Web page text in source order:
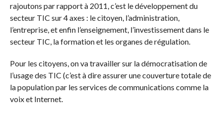
rajoutons par rapport à 2011, c’est le développement du
secteur TIC sur 4 axes : le citoyen, l’administration,
l’entreprise, et enfin l’enseignement, l’investissement dans le
secteur TIC, la formation et les organes de régulation.
Pour les citoyens, on va travailler sur la démocratisation de
l’usage des TIC (c’est à dire assurer une couverture totale de
la population par les services de communications comme la
voix et Internet.